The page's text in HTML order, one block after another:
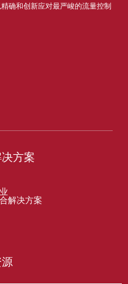
确和创新应对最严峻的流量控制
方案
解决方案